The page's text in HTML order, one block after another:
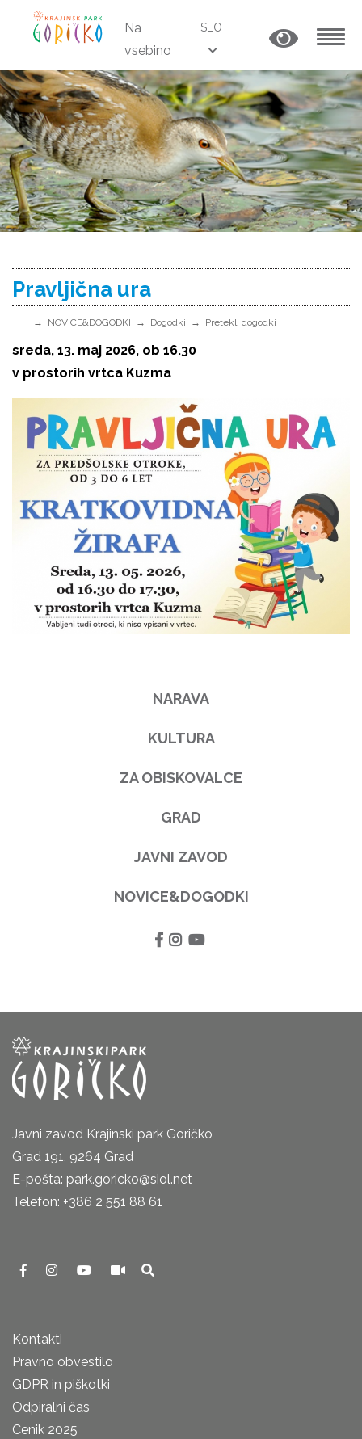
Na
vsebino
SLO
Pravljična ura
NOVICE&DOGODKI Dogodki Pretekli dogodki
sreda, 13. maj 2026, ob 16.30
v prostorih vrtca Kuzma
NARAVA
KULTURA
ZA OBISKOVALCE
GRAD
JAVNI ZAVOD
NOVICE&DOGODKI
Javni zavod Krajinski park Goričko
Grad 191, 9264 Grad
E-pošta: park.goricko@siol.net
Telefon: +386 2 551 88 61
Kontakti
Pravno obvestilo
GDPR in piškotki
Odpiralni čas
Cenik 2025